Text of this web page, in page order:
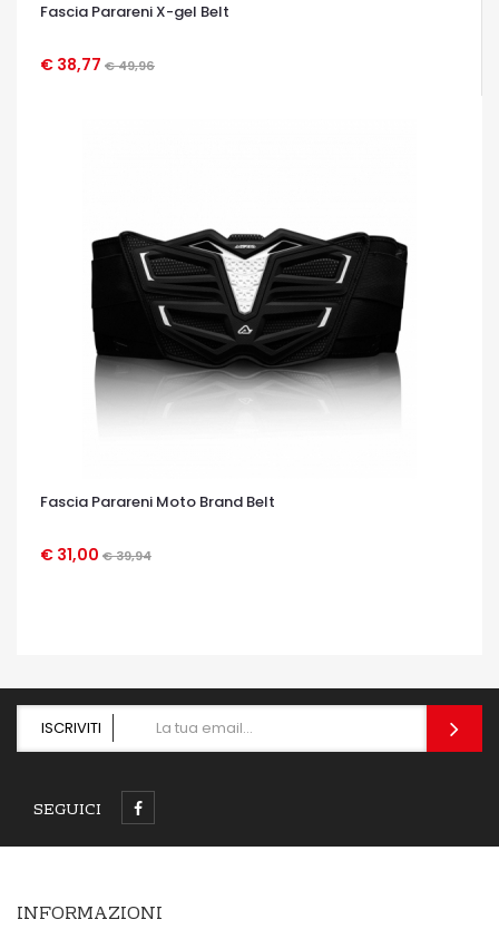
Fascia Parareni X-gel Belt
€ 38,77 € 49,96
OCCHIATA VELOCE
Fascia Parareni Moto Brand Belt
€ 31,00 € 39,94
OCCHIATA VELOCE
ISCRIVITI
SEGUICI
INFORMAZIONI